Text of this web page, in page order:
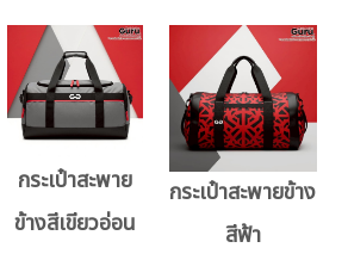
กระเป๋าสะพาย
ข้างสีเขียวอ่อน
กระเป๋าสะพายข้าง
สีฟ้า